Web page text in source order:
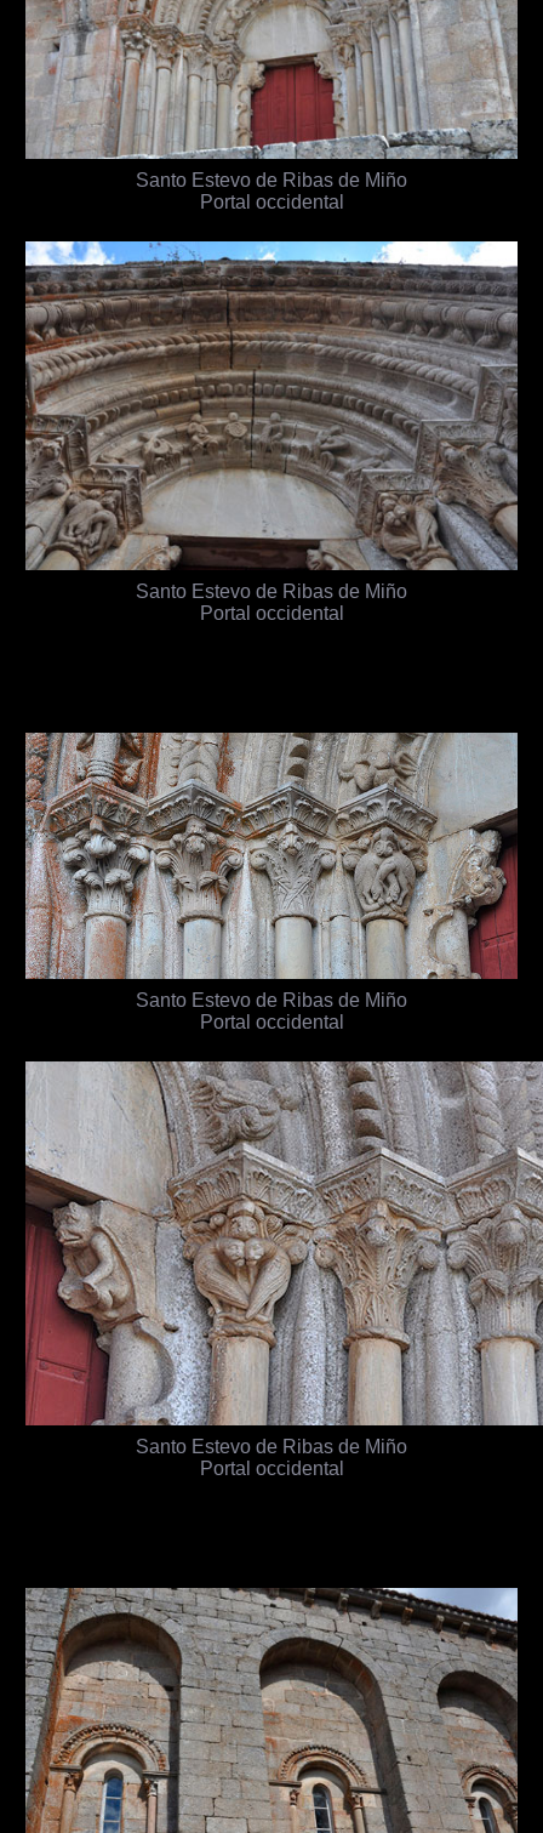
Santo Estevo de Ribas de Miño
Portal occidental
Santo Estevo de Ribas de Miño
Portal occidental
Santo Estevo de Ribas de Miño
Portal occidental
Santo Estevo de Ribas de Miño
Portal occidental